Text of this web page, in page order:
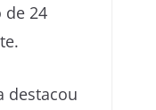
de 24
destacou